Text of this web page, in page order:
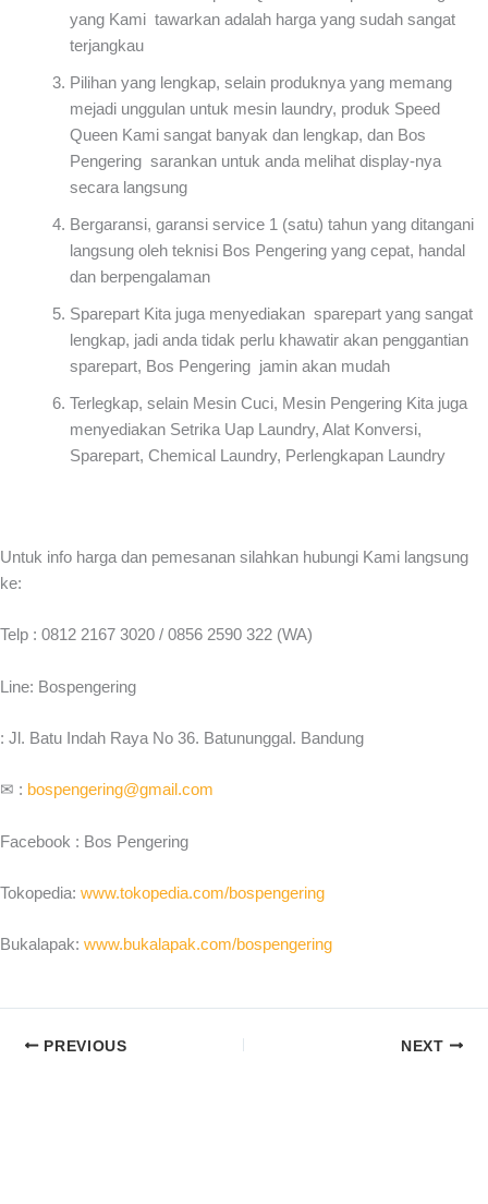
yang Kami tawarkan adalah harga yang sudah sangat
terjangkau
Pilihan yang lengkap, selain produknya yang memang
mejadi unggulan untuk mesin laundry, produk Speed
Queen Kami sangat banyak dan lengkap, dan Bos
Pengering sarankan untuk anda melihat display-nya
secara langsung
Bergaransi, garansi service 1 (satu) tahun yang ditangani
langsung oleh teknisi Bos Pengering yang cepat, handal
dan berpengalaman
Sparepart Kita juga menyediakan sparepart yang sangat
lengkap, jadi anda tidak perlu khawatir akan penggantian
sparepart, Bos Pengering jamin akan mudah
Terlegkap, selain Mesin Cuci, Mesin Pengering Kita juga
menyediakan Setrika Uap Laundry, Alat Konversi,
Sparepart, Chemical Laundry, Perlengkapan Laundry
Untuk info harga dan pemesanan silahkan hubungi Kami langsung
ke:
Telp : 0812 2167 3020 / 0856 2590 322 (WA)
Line: Bospengering
: Jl. Batu Indah Raya No 36. Batununggal. Bandung
✉ : bospengering@gmail.com
Facebook : Bos Pengering
Tokopedia: www.tokopedia.com/bospengering
Bukalapak: www.bukalapak.com/bospengering
PREVIOUS NEXT